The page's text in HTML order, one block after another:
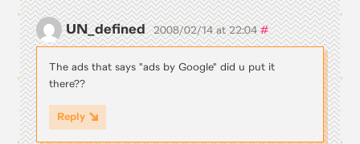
UN_defined 2008/02/14 at 22:04#
The ads that says "ads by Google" did u put it
there??
Reply